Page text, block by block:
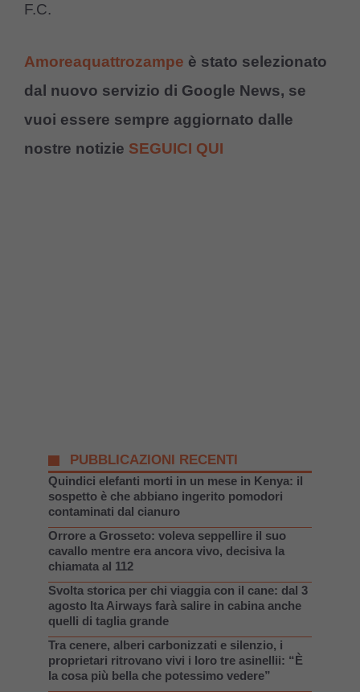
F.C.
Amoreaquattrozampe è stato selezionato
dal nuovo servizio di Google News, se
vuoi essere sempre aggiornato dalle
nostre notizie SEGUICI QUI
PUBBLICAZIONI RECENTI
Quindici elefanti morti in un mese in Kenya: il
sospetto è che abbiano ingerito pomodori
contaminati dal cianuro
Orrore a Grosseto: voleva seppellire il suo
cavallo mentre era ancora vivo, decisiva la
chiamata al 112
Svolta storica per chi viaggia con il cane: dal 3
agosto Ita Airways farà salire in cabina anche
quelli di taglia grande
Tra cenere, alberi carbonizzati e silenzio, i
proprietari ritrovano vivi i loro tre asinellii: “È
la cosa più bella che potessimo vedere”